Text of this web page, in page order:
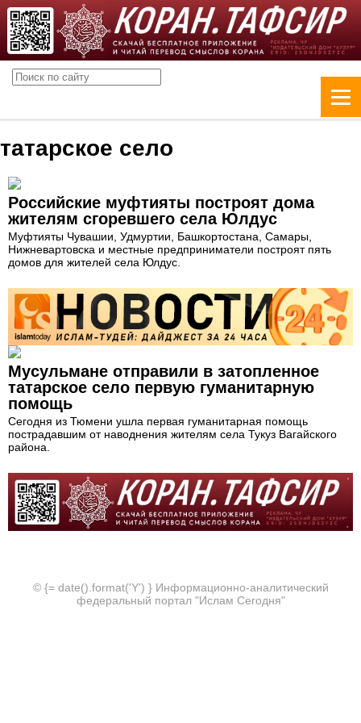
татарское село
Российские муфтияты построят дома
жителям сгоревшего села Юлдус
Муфтияты Чувашии, Удмуртии, Башкортостана, Самары,
Нижневартовска и местные предприниматели построят пять
домов для жителей села Юлдус.
Мусульмане отправили в затопленное
татарское село первую гуманитарную
помощь
Сегодня из Тюмени ушла первая гуманитарная помощь
пострадавшим от наводнения жителям села Тукуз Вагайского
района.
© {= date().format('Y') } Информационно-аналитический
федеральный портал "Ислам Сегодня"